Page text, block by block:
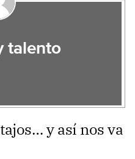
talento
y así nos va